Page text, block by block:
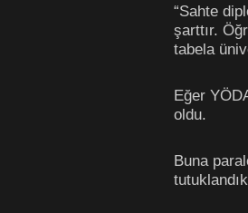
“Sahte
şarttır.
tabela
Eğer
oldu.
Buna